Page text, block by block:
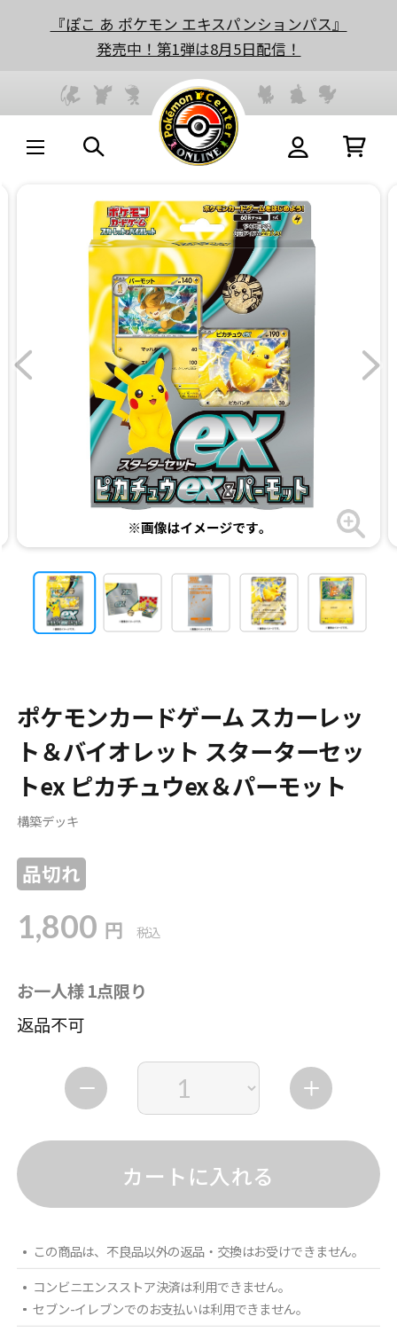
『ぽこ あ ポケモン エキスパンションパス』
発売中！第1弾は8月5日配信！
ポケモンカードゲーム スカーレッ
ト＆バイオレット スターターセッ
トex ピカチュウex＆パーモット
構築デッキ
品切れ
1,800 円 税込
お一人様 1点限り
返品不可
カートに入れる
この商品は、不良品以外の返品・交換はお受けできません。
コンビニエンスストア決済は利用できません。
セブン-イレブンでのお支払いは利用できません。